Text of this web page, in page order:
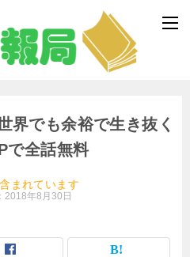
界でも余裕で生き抜く
で全話無料
まれています
2018年8月30日